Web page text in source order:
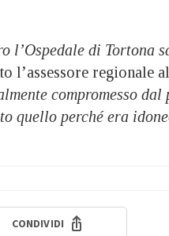
l’Ospedale di Tortona
l’assessore regionale
compromesso
quello perché era
CONDIVIDI